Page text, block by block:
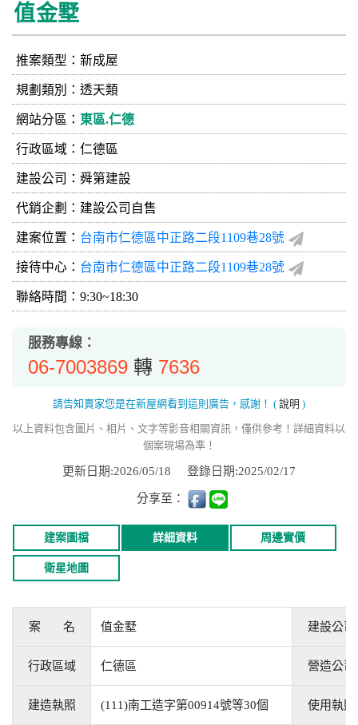
值金墅
推案類型：新成屋
規劃類別：透天類
網站分區： 東區.仁德
行政區域：仁德區
建設公司： 舜第建設
代銷企劃：建設公司自售
建案位置： 台南市仁德區中正路二段1109巷28號
接待中心： 台南市仁德區中正路二段1109巷28號
聯絡時間：9:30~18:30
服務專線：
06-7003869 轉 7636
請告知賣家您是在新屋網看到這則廣告，感謝！ ( 說明 )
以上資料包含圖片、相片、文字等影音相關資訊，僅供參考！詳細資料以
個案現場為準！
更新日期:2026/05/18 登錄日期:2025/02/17
分享至：
建案圖檔 詳細資料 周邊實價
衛星地圖
案 名 值金墅 建設公司
行政區域 仁德區 營造公司
建造執照 (111)南工造字第00914號等30個 使用執照